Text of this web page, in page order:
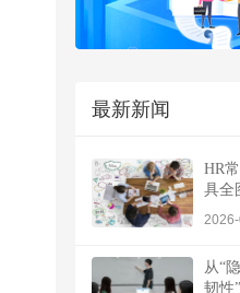
最新新闻
HR
具全
从“
韧性